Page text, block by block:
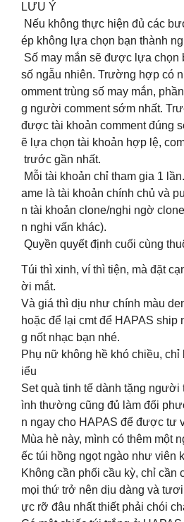
LƯU Ý
Nếu không thực hiện đủ các
ép không lựa chọn bạn thành
Số may mắn sẽ được lựa chọn
số ngẫu nhiên. Trường hợp có
omment trùng số may mắn,
g người comment sớm nhất.
được tài khoản comment đúng
ẽ lựa chọn tài khoản hợp lệ,
trước gần nhất.
Mỗi tài khoản chỉ tham gia 1
ame là tài khoản chính chủ và
n tài khoản clone/nghi ngờ
n nghi vấn khác).
Quyền quyết định cuối cùng
Túi thì xinh, ví thì tiện, mà đặt
ời mắt.
Và giá thì dịu như chính màu
hoặc để lại cmt để HAPAS ship
g nốt nhạc bạn nhé.
Phụ nữ không hề khó chiều,
iểu
Set quà tinh tế dành tặng
ình thường cũng đủ làm đối
n ngay cho HAPAS để được tư
Mùa hè này, mình có thêm một
ếc túi hồng ngọt ngào như viên
Không cần phối cầu kỳ, chỉ cần
mọi thứ trở nên dịu dàng và
ực rỡ đâu nhất thiết phải chói